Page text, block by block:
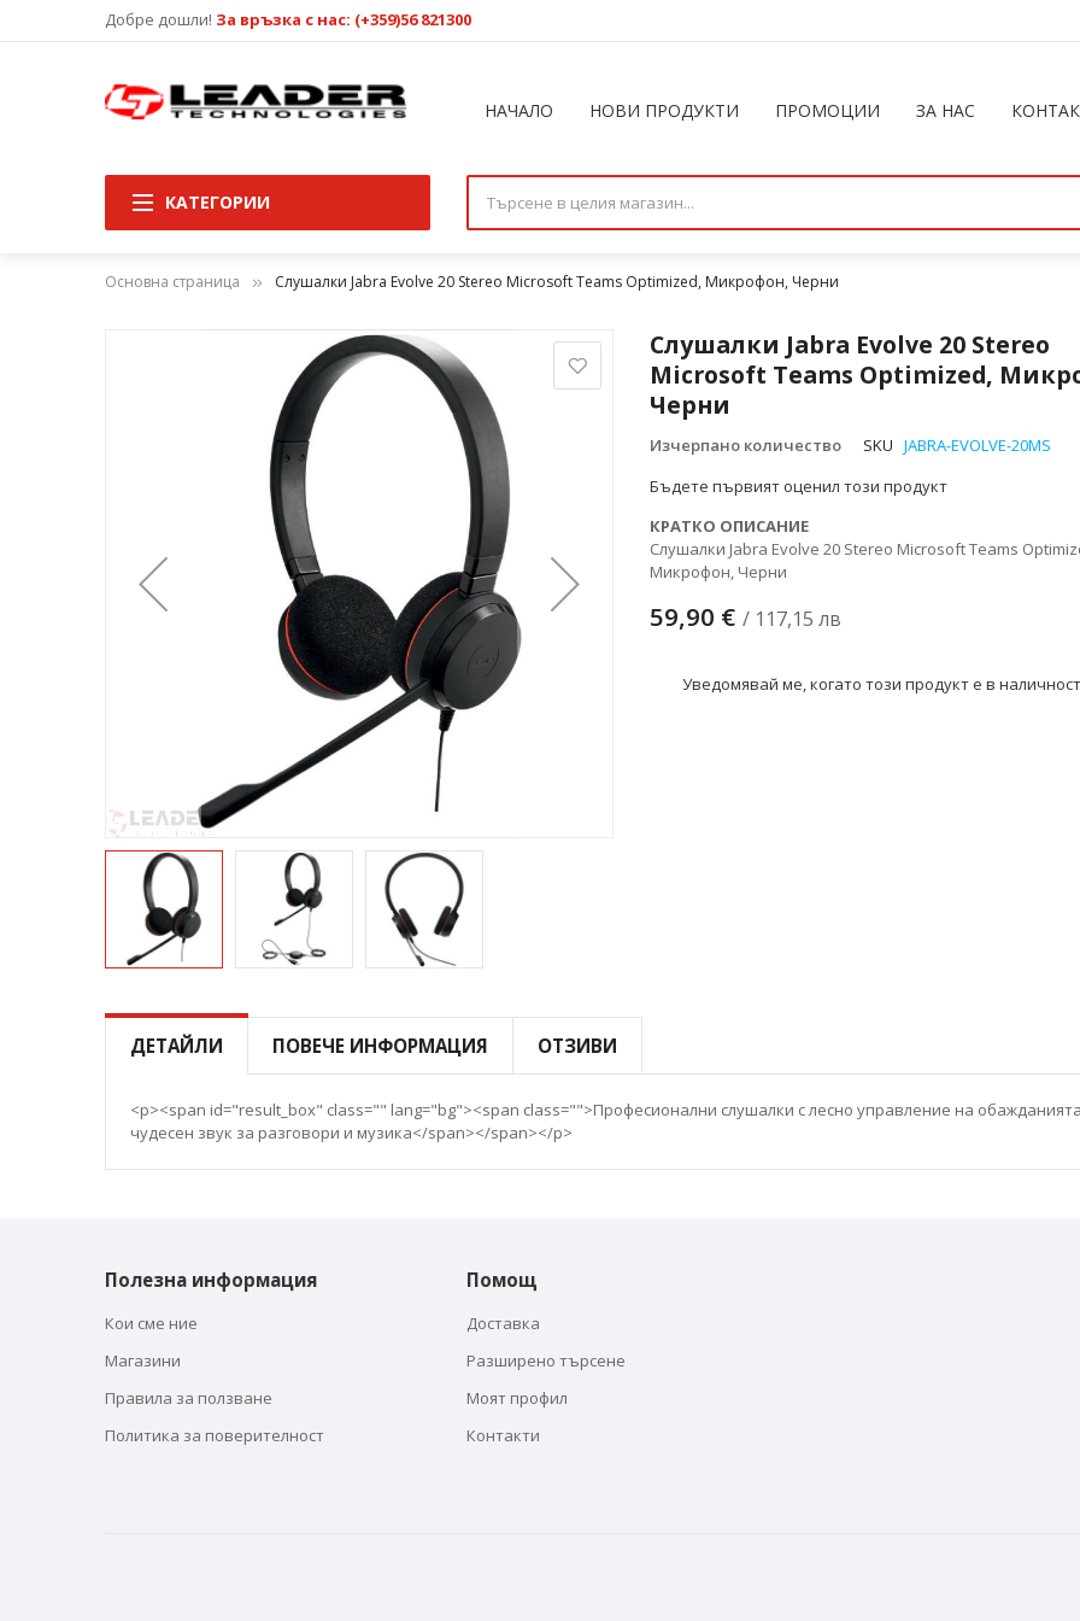
Добре дошли! За връзка с нас: (+359)56 821300
НАЧАЛО НОВИ ПРОДУКТИ ПРОМОЦИИ ЗА НАС
КАТЕГОРИИ
Основна страница Слушалки Jabra Evolve 20 Stereo Microsoft Teams Optimized, Микрофон, Черни
Слушалки Jabra Evolve 20 Stereo
Microsoft Teams Optimized,
Черни
Изчерпано количество SKU JABRA-EVOLVE-20MS
Бъдете първият оценил този продукт
КРАТКО ОПИСАНИЕ
Слушалки Jabra Evolve 20 Stereo Microsoft Teams
Микрофон, Черни
59,90 € / 117,15 лв
Уведомявай ме, когато този продукт е в наличност
към
началото
снимки
ДЕТАЙЛИ ПОВЕЧЕ ИНФОРМАЦИЯ ОТЗИВИ
<p><span id="result_box" class="" lang="bg"><span class="">Професионални слушалки с лесно управление на
чудесен звук за разговори и музика</span></span></p>
Полезна информация
Кои сме ние
Магазини
Правила за ползване
Политика за поверителност
Помощ
Доставка
Разширено търсене
Моят профил
Контакти